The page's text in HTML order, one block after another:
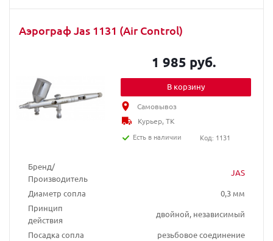
Аэрограф Jas 1131 (Air Control)
Бренд/
Производитель
JAS
Диаметр сопла
0,3 мм
Принцип
действия
двойной, независимый
Посадка сопла
резьбовое соединение
1 985 руб.
В корзину
Самовывоз
Курьер, ТК
Есть в наличии
Код: 1131